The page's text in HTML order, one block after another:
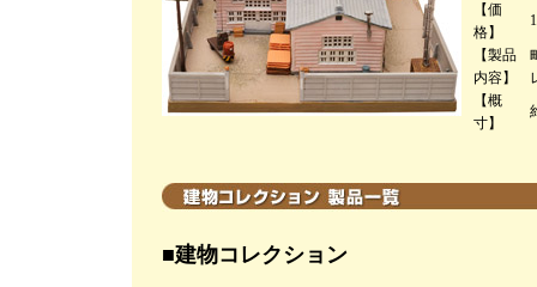
【価
格】
【製品
内容】
【概
寸】
■建物コレクション